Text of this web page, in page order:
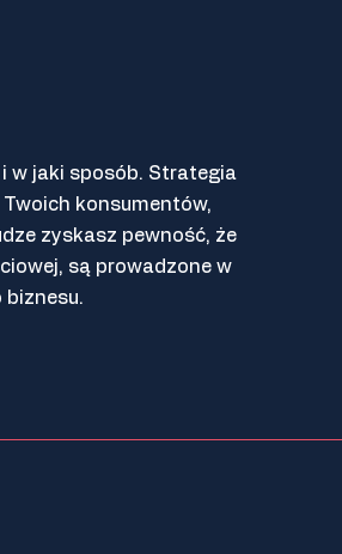
w jaki sposób. Strategia
konsumentów,
zyskasz pewność, że
są prowadzone w